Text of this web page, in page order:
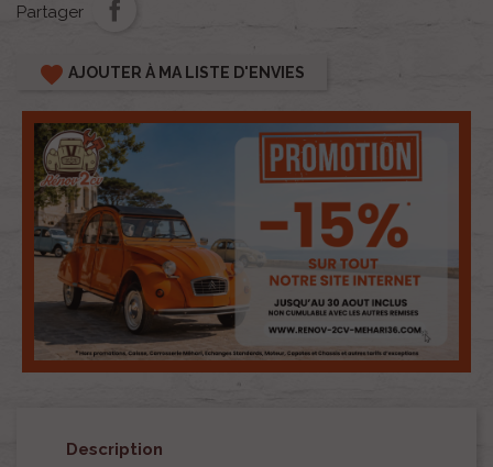
Partager
favorite AJOUTER À MA LISTE D'ENVIES
Description